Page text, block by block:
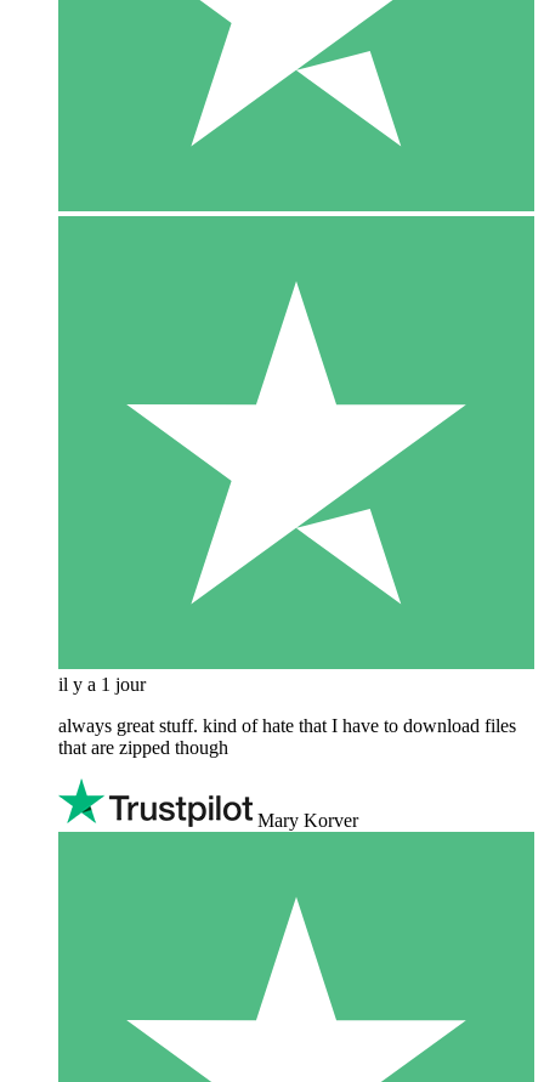
il y a 1 jour
always great stuff. kind of hate that I have to download files
that are zipped though
Mary Korver